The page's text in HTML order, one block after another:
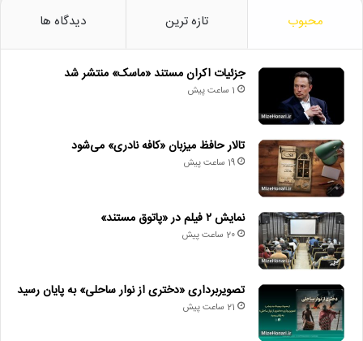
محبوب تازه ترین دیدگاه ها
جزئیات اکران مستند «ماسک» منتشر شد
1 ساعت پیش
تالار حافظ میزبان «کافه نادری» می‌شود
19 ساعت پیش
نمایش ۲ فیلم در «پاتوق مستند»
20 ساعت پیش
تصویربرداری «دختری از نوار ساحلی» به پایان رسید
21 ساعت پیش